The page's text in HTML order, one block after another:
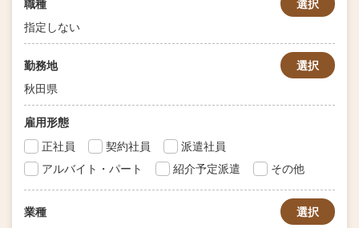
職種
指定しない
選択
勤務地
秋田県
選択
雇用形態
正社員
契約社員
派遣社員
アルバイト・パート
紹介予定派遣 その他
業種
選択